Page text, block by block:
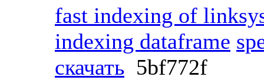
fast indexing of
indexing dataframe
скачать 5bf772f